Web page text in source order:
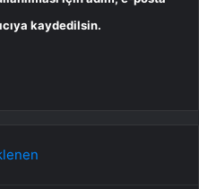
kaydedilsin.